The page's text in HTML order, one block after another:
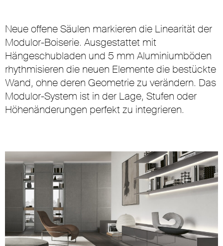
Neue offene Säulen markieren die Linearität der
Modulor-Boiserie. Ausgestattet mit
Hängeschubladen und 5 mm Aluminiumböden
rhythmisieren die neuen Elemente die bestückte
Wand, ohne deren Geometrie zu verändern. Das
Modulor-System ist in der Lage, Stufen oder
Höhenänderungen perfekt zu integrieren.